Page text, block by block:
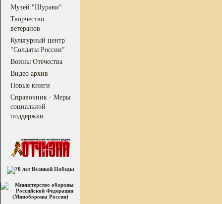
Музей "Шурави"
Творчество
ветеранов
Культурный центр
"Солдаты России"
Воины Отечества
Видео архив
Новые книги
Справочник - Меры
социальной
поддержки